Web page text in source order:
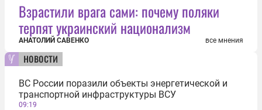
Взрастили врага сами: почему поляки
терпят украинский национализм
АНАТОЛИЙ САВЕНКО все мнения
новости
ВС России поразили объекты энергетической и
транспортной инфраструктуры ВСУ
09:19